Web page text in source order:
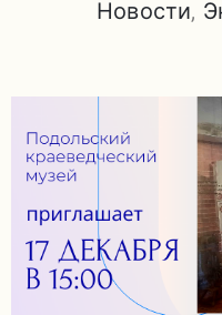
Прейскурант
вопросы
Документы
Контакты
Новости‚